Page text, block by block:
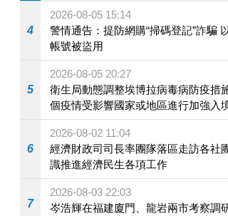
4
2026-08-05 15:14
警情通告：提防網購“掃碼登記”詐騙
帳號被盜用
5
2026-08-05 20:27
衛生局動態調整埃博拉病毒病防疫措
個疫情受影響國家或地區進行加強入
施
6
2026-08-02 11:04
經濟財政司司長率團隊落區走訪各社
識推進經濟民生各項工作
7
2026-08-03 22:03
岑浩輝在福建廈門、龍岩兩市考察調